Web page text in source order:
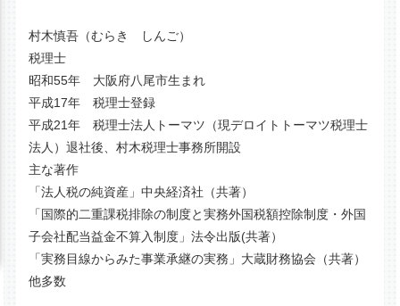
村木慎吾（むらき しんご）
税理士
昭和55年 大阪府八尾市生まれ
平成17年 税理士登録
平成21年 税理士法人トーマツ（現デロイトトーマツ税理士
法人）退社後、村木税理士事務所開設
主な著作
「法人税の純資産」中央経済社（共著）
「国際的二重課税排除の制度と実務外国税額控除制度・外国
子会社配当益金不算入制度」法令出版(共著）
「実務目線からみた事業承継の実務」大蔵財務協会（共著）
他多数